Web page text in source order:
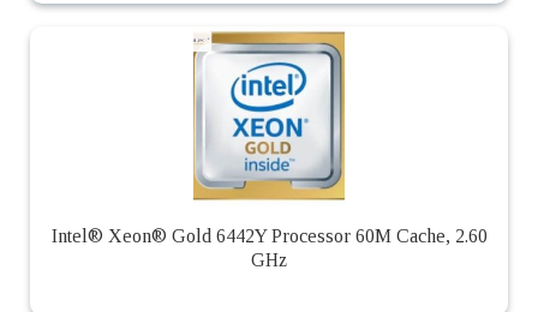
Intel® Xeon® Gold 6442Y Processor 60M Cache, 2.60
GHz